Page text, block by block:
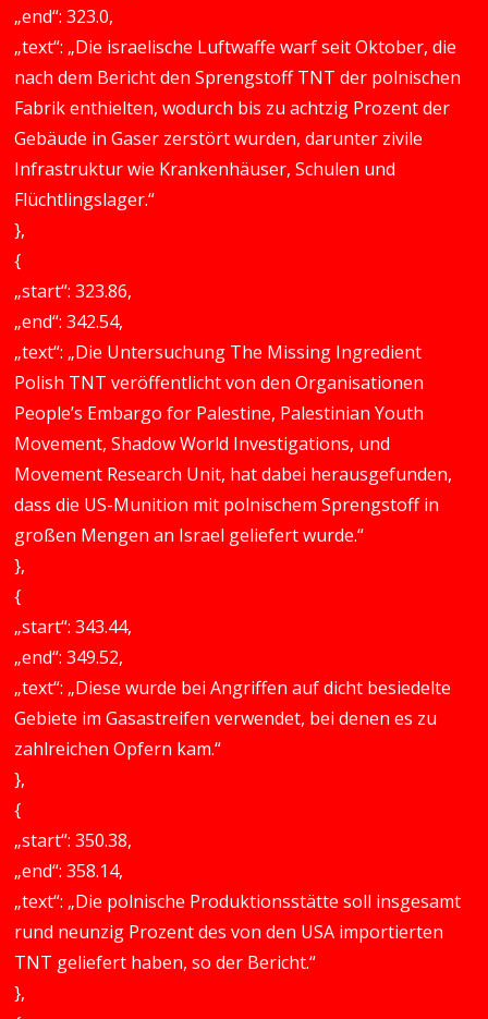
„end“: 323.0,
„text“: „Die israelische Luftwaffe warf seit Oktober, die
nach dem Bericht den Sprengstoff TNT der polnischen
Fabrik enthielten, wodurch bis zu achtzig Prozent der
Gebäude in Gaser zerstört wurden, darunter zivile
Infrastruktur wie Krankenhäuser, Schulen und
Flüchtlingslager.“
},
{
„start“: 323.86,
„end“: 342.54,
„text“: „Die Untersuchung The Missing Ingredient
Polish TNT veröffentlicht von den Organisationen
People’s Embargo for Palestine, Palestinian Youth
Movement, Shadow World Investigations, und
Movement Research Unit, hat dabei herausgefunden,
dass die US-Munition mit polnischem Sprengstoff in
großen Mengen an Israel geliefert wurde.“
},
{
„start“: 343.44,
„end“: 349.52,
„text“: „Diese wurde bei Angriffen auf dicht besiedelte
Gebiete im Gasastreifen verwendet, bei denen es zu
zahlreichen Opfern kam.“
},
{
„start“: 350.38,
„end“: 358.14,
„text“: „Die polnische Produktionsstätte soll insgesamt
rund neunzig Prozent des von den USA importierten
TNT geliefert haben, so der Bericht.“
},